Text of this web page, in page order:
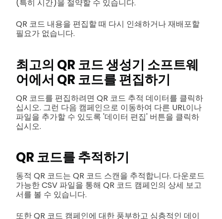
(특히 시간)을 절약할 수 있습니다.
QR 코드 내용을 편집할 때 다시 인쇄하거나 재배포할
필요가 없습니다.
최고의 QR 코드 생성기 소프트웨
어에서 QR 코드를 편집하기
QR 코드를 편집하려면 QR 코드 추적 데이터를 클릭하
십시오. 그런 다음 캠페인으로 이동하여 다른 URL이나
파일을 추가할 수 있도록 '데이터 편집' 버튼을 클릭하
십시오.
QR 코드를 추적하기
동적 QR 코드는 QR 코드 스캔을 추적합니다. 다운로드
가능한 CSV 파일을 통해 QR 코드 캠페인의 상세 보고
서를 볼 수 있습니다.
또한 QR 코드 캠페인에 대한 풍부하고 심층적인 데이